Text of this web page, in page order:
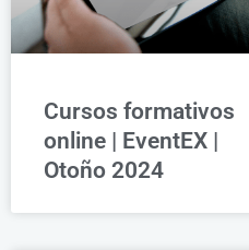
Cursos formativos
online | EventEX |
Otoño 2024